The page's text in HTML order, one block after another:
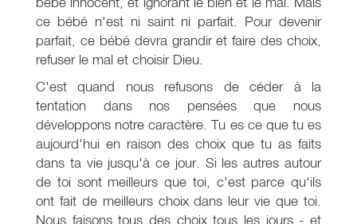
ce bébé n'est ni saint ni parfait. Pour devenir
parfait, ce bébé devra grandir et faire des choix,
refuser le mal et choisir Dieu.
C'est quand nous refusons de céder à la
tentation dans nos pensées que nous
développons notre caractère. Tu es ce que tu es
aujourd'hui en raison des choix que tu as faits
dans ta vie jusqu'à ce jour. Si les autres autour
de toi sont meilleurs que toi, c'est parce qu'ils
ont fait de meilleurs choix dans leur vie que toi.
Nous faisons tous des choix tous les jours - et